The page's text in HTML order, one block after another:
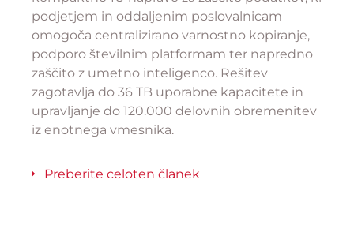
podjetjem in oddaljenim poslovalnicam
omogoča centralizirano varnostno kopiranje,
podporo številnim platformam ter napredno
zaščito z umetno inteligenco. Rešitev
zagotavlja do 36 TB uporabne kapacitete in
upravljanje do 120.000 delovnih obremenitev
iz enotnega vmesnika.
Preberite celoten članek